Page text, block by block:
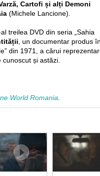
Cartofi și alți Demoni
(Michele Lancione).
treilea DVD din seria „Sahia
, un documentar produs
din 1971, a cărui
și astăzi.
World Romania.